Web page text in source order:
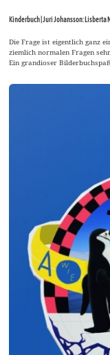
Kinderbuch | Juri Johansson:
Die Frage ist eigentlich ganz
ziemlich normalen Fragen
Ein grandioser